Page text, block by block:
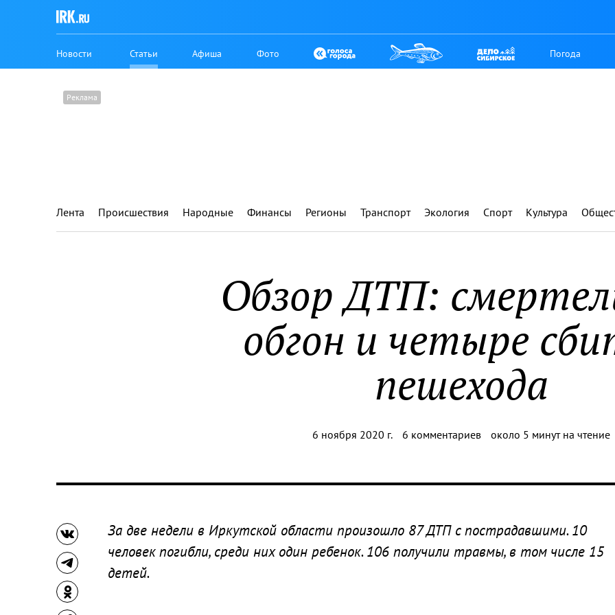
Новости Статьи Афиша Фото Погода
Лента Происшествия Народные Финансы Регионы Транспорт Экология Спорт Культура
Обзор ДТП:
обгон и четыре
пешехода
6 ноября 2020 г. 6 комментариев около 5 минут на чтение
За две недели в Иркутской области произошло 87 ДТП с пострадавшими. 10
человек погибли, среди них один ребенок. 106 получили травмы, в том числе 15
детей.